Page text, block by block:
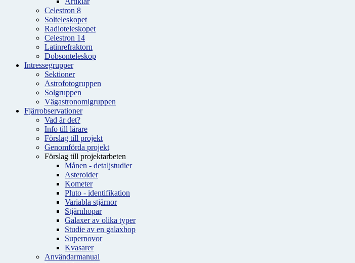
Celestron 8
Solteleskopet
Radioteleskopet
Celestron 14
Latinrefraktorn
Dobsonteleskop
Intressegrupper
Sektioner
Astrofotogruppen
Solgruppen
Vägastronomigruppen
Fjärrobservationer
Vad är det?
Info till lärare
Förslag till projekt
Genomförda projekt
Förslag till projektarbeten
Månen - detaljstudier
Asteroider
Kometer
Pluto - identifikation
Variabla stjärnor
Stjärnhopar
Galaxer av olika typer
Studie av en galaxhop
Supernovor
Kvasarer
Användarmanual